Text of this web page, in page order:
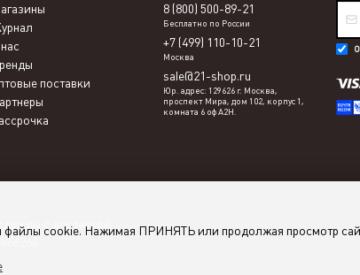
поставки
8 (800) 500-89-21
Бесплатно по России
+7 (499) 110-10-21
Москва
sale@21-shop.ru
Юр. адрес: 129626 г. Москва,
проспект Мира, дом 102, корпус 1,
комната 6 оф А2Н.
с доставкой
файлы cookie. Нажимая ПРИНЯТЬ или продолжая просмотр